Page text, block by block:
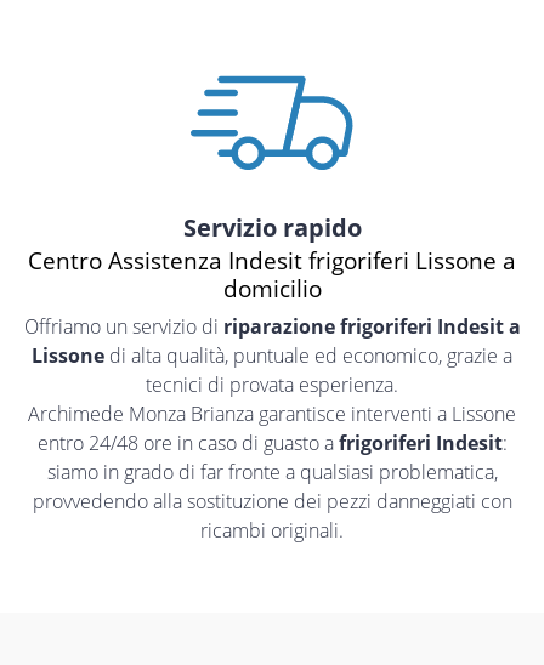
Servizio rapido
Centro Assistenza Indesit frigoriferi Lissone a
domicilio
Offriamo un servizio di riparazione frigoriferi Indesit a
Lissone di alta qualità, puntuale ed economico, grazie a
tecnici di provata esperienza.
Archimede Monza Brianza garantisce interventi a Lissone
entro 24/48 ore in caso di guasto afrigoriferi Indesit:
siamo in grado di far fronte a qualsiasi problematica,
provvedendo alla sostituzione dei pezzi danneggiati con
ricambi originali.